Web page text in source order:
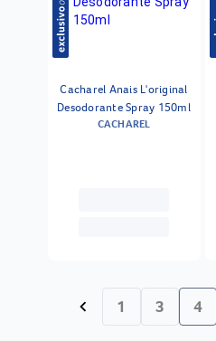
Cacharel Anais L'original
Desodorante Spray 150ml
CACHAREL
chevron_left 1 3 4